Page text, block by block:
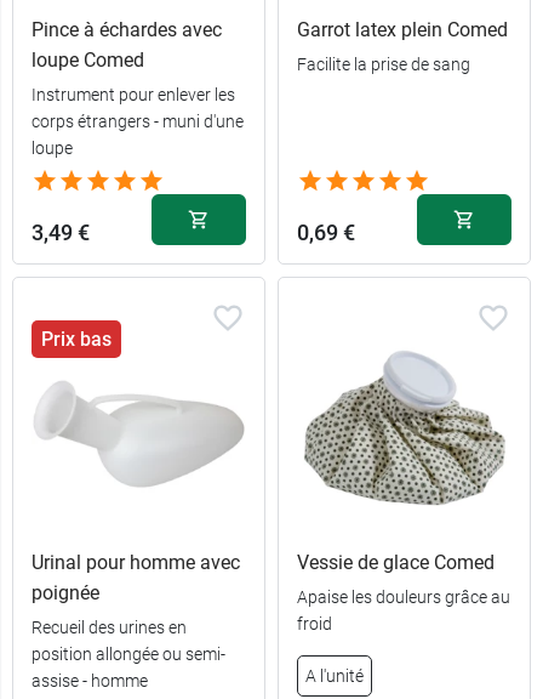
Pince à échardes avec
loupe Comed
Instrument pour enlever les
corps étrangers - muni d'une
loupe
3,49 €
Garrot latex plein Comed
Facilite la prise de sang
0,69 €
Prix bas
Urinal pour homme avec
poignée
Recueil des urines en
position allongée ou semi-
assise - homme
Vessie de glace Comed
Apaise les douleurs grâce au
froid
A l'unité